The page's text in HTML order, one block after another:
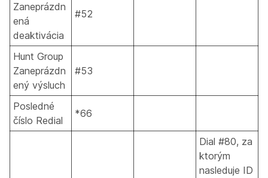
Zaneprázdn
ená
deaktivácia
#52
Hunt Group
Zaneprázdn
ený výsluch
#53
Posledné
číslo Redial
*66
Dial #80, za
ktorým
nasleduje ID